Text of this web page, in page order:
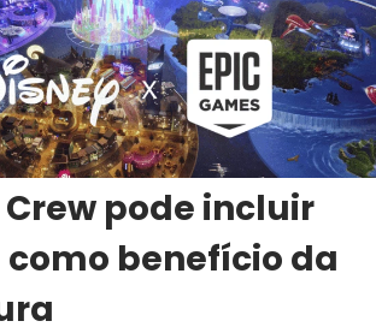
pode incluir
como benefício da